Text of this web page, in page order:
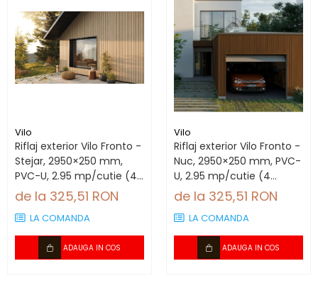
Vilo
Riflaj exterior Vilo Fronto -
Stejar, 2950×250 mm,
PVC-U, 2.95 mp/cutie (4
bucăți)
de la 325,51 RON
LA COMANDA
ADAUGA IN COS
Vilo
Riflaj exterior Vilo Fronto -
Nuc, 2950×250 mm, PVC-
U, 2.95 mp/cutie (4
bucăți)
de la 325,51 RON
LA COMANDA
ADAUGA IN COS